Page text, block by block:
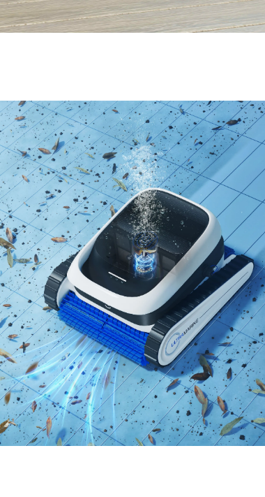
UltraPure révolutionnaire qui
l'ULTRAMARINE P1 décolle sans effort
surface et offre une eau d'une
grâce à son moteur haute
son canal S-Flow anti-obstruction
plus quatre brosses rotatives
un filtre à double couche, il nettoie
fond et les parois de la piscine tout en
les gros débris que les particules
ainsi une eau toujours impeccable
d'efforts.